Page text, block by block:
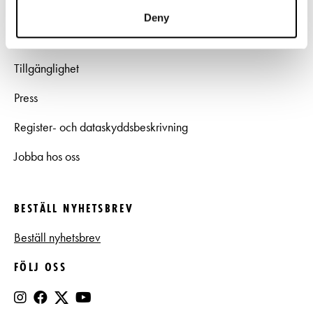
Deny
Frågor & svar
Tillgänglighet
Press
Register- och dataskyddsbeskrivning
Jobba hos oss
BESTÄLL NYHETSBREV
Beställ nyhetsbrev
FÖLJ OSS